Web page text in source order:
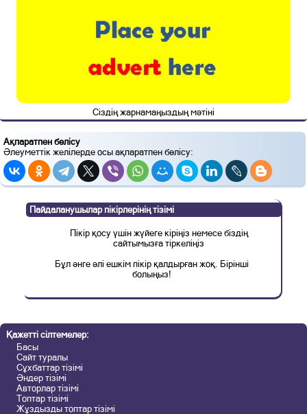
Сіздің жарнамаңыздың мәтіні
Ақпаратпен бөлісу
Әлеуметтік желілерде осы ақпаратпен бөлісу:
Пайдаланушылар пікірлерінің тізімі
Пікір қосу үшін жүйеге кіріңіз немесе біздің
сайтымызға тіркеліңіз
Бұл әнге әлі ешкім пікір қалдырған жоқ. Бірінші
болыңыз!
Қажетті сілтемелер:
Басы
Сайт туралы
Сұхбаттар тізімі
Әндер тізімі
Авторлар тізімі
Топтар тізімі
Жұздызды топтар тізімі